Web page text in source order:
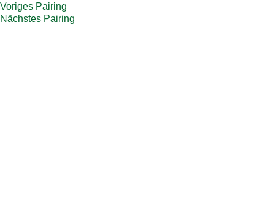
Voriges Pairing
Nächstes Pairing